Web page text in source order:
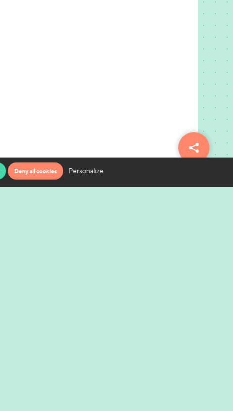
Deny all cookies Personalize